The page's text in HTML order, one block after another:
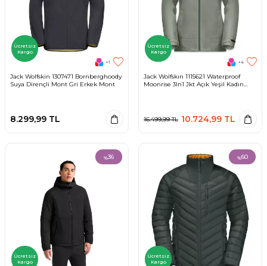
Ücretsiz
Kargo
+1
Jack Wolfskin 1307471 Bornberghoody
Suya Dirençli Mont Gri Erkek Mont
8.299,99 TL
Ücretsiz
Kargo
+4
Jack Wolfskın 1115621 Waterproof
Moonrise 3In1 Jkt Açık Yeşil Kadın
16.499,99TL 10.724,99 TL
%36
Ücretsiz
Kargo
%60
Ücretsiz
Kargo